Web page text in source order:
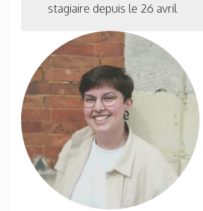
stagiaire depuis le 26 avril